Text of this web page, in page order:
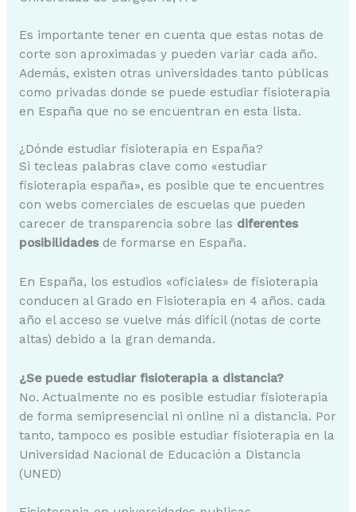
Es importante tener en cuenta que estas notas de
corte son aproximadas y pueden variar cada año.
Además, existen otras universidades tanto públicas
como privadas donde se puede estudiar fisioterapia
en España que no se encuentran en esta lista.
¿Dónde estudiar fisioterapia en España?
Si tecleas palabras clave como «estudiar
fisioterapia españa», es posible que te encuentres
con webs comerciales de escuelas que pueden
carecer de transparencia sobre las diferentes
posibilidadesde formarse en España.
En España, los estudios «oficiales» de fisioterapia
conducen al Grado en Fisioterapia en 4 años. cada
año el acceso se vuelve más difícil (notas de corte
altas) debido a la gran demanda.
¿Se puede estudiar fisioterapia a distancia?
No. Actualmente no es posible estudiar fisioterapia
de forma semipresencial ni online ni a distancia. Por
tanto, tampoco es posible estudiar fisioterapia en la
Universidad Nacional de Educación a Distancia
(UNED)